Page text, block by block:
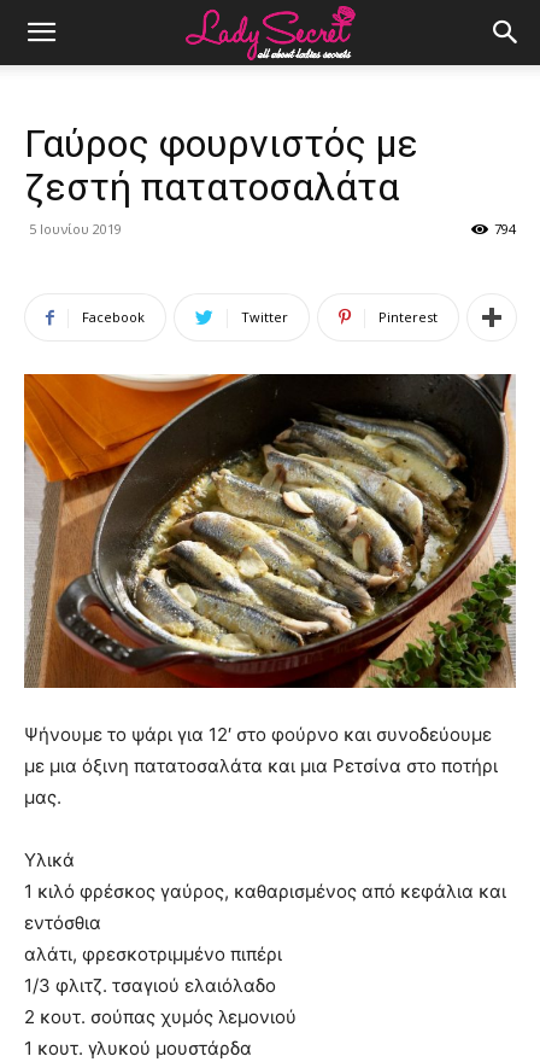
Γαύρος φουρνιστός με
ζεστή πατατοσαλάτα
5 Ιουνίου 2019 794
Facebook Twitter Pinterest
Ψήνουμε το ψάρι για 12′ στο φούρνο και συνοδεύουμε
με μια όξινη πατατοσαλάτα και μια Ρετσίνα στο ποτήρι
μας.
Υλικά
1 κιλό φρέσκος γαύρος, καθαρισμένος από κεφάλια και
εντόσθια
αλάτι, φρεσκοτριμμένο πιπέρι
1/3 φλιτζ. τσαγιού ελαιόλαδο
2 κουτ. σούπας χυμός λεμονιού
1 κουτ. γλυκού μουστάρδα